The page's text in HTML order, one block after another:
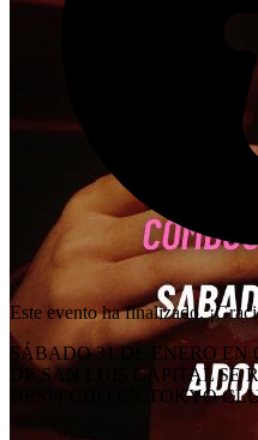
Este evento ha finalizado.
SÁBADO 31 DE ENERO
DE SAN LUIS CAPITAL SE
DESPECHO EN TOKYO